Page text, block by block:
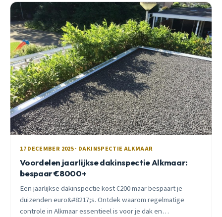
17 DECEMBER 2025 · DAKINSPECTIE ALKMAAR
Voordelen jaarlijkse dakinspectie Alkmaar:
bespaar €8000+
Een jaarlijkse dakinspectie kost €200 maar bespaart je
duizenden euro&#8217;s. Ontdek waarom regelmatige
controle in Alkmaar essentieel is voor je dak en